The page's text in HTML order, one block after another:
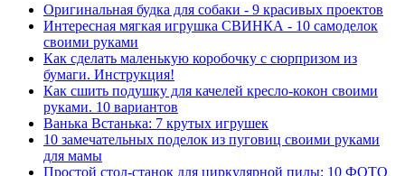
Оригинальная будка для собаки - 9 красивых проектов
Интересная мягкая игрушка СВИНКА - 10 самоделок
своими руками
Как сделать маленькую коробочку с сюрпризом из
бумаги. Инструкция!
Как сшить подушку для качелей кресло-кокон своими
руками. 10 вариантов
Ванька Встанька: 7 крутых игрушек
10 замечательных поделок из пуговиц своими руками
для мамы
Простой стол-станок для циркулярной пилы: 10 ФОТО